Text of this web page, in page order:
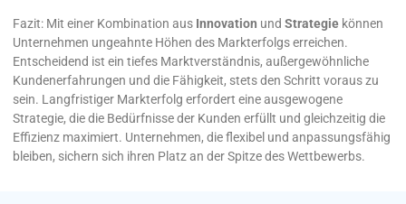
Fazit: Mit einer Kombination aus Innovation und Strategie können
Unternehmen ungeahnte Höhen des Markterfolgs erreichen.
Entscheidend ist ein tiefes Marktverständnis, außergewöhnliche
Kundenerfahrungen und die Fähigkeit, stets den Schritt voraus zu
sein. Langfristiger Markterfolg erfordert eine ausgewogene
Strategie, die die Bedürfnisse der Kunden erfüllt und gleichzeitig die
Effizienz maximiert. Unternehmen, die flexibel und anpassungsfähig
bleiben, sichern sich ihren Platz an der Spitze des Wettbewerbs.